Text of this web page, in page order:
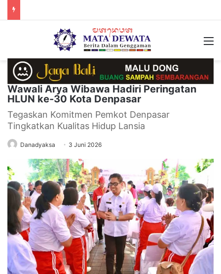
Wawali Arya Wibawa Hadiri Peringatan
HLUN ke-30 Kota Denpasar
Tegaskan Komitmen Pemkot Denpasar
Tingkatkan Kualitas Hidup Lansia
Danadyaksa 3 Juni 2026